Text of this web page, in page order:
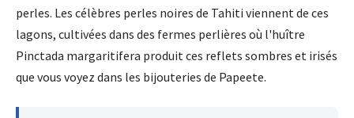
perles. Les célèbres perles noires de Tahiti viennent de ces
lagons, cultivées dans des fermes perlières où l'huître
Pinctada margaritifera produit ces reflets sombres et irisés
que vous voyez dans les bijouteries de Papeete.